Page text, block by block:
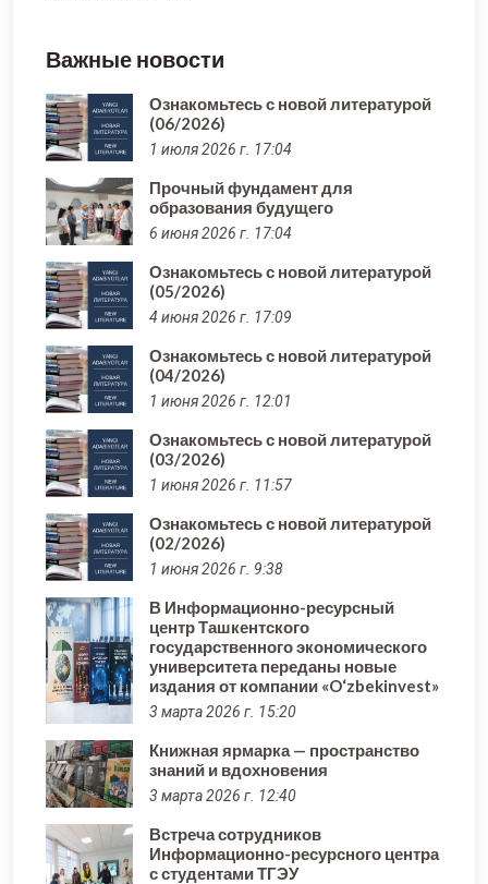
Важные новости
Ознакомьтесь с новой литературой
(06/2026)
1 июля 2026 г. 17:04
Прочный фундамент для
образования будущего
6 июня 2026 г. 17:04
Ознакомьтесь с новой литературой
(05/2026)
4 июня 2026 г. 17:09
Ознакомьтесь с новой литературой
(04/2026)
1 июня 2026 г. 12:01
Ознакомьтесь с новой литературой
(03/2026)
1 июня 2026 г. 11:57
Ознакомьтесь с новой литературой
(02/2026)
1 июня 2026 г. 9:38
В Информационно-ресурсный
центр Ташкентского
государственного экономического
университета переданы новые
издания от компании «O‘zbekinvest»
3 марта 2026 г. 15:20
Книжная ярмарка — пространство
знаний и вдохновения
3 марта 2026 г. 12:40
Встреча сотрудников
Информационно-ресурсного центра
с студентами ТГЭУ